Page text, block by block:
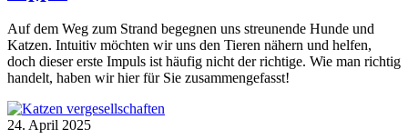
Auf dem Weg zum Strand begegnen uns streunende Hunde und
Katzen. Intuitiv möchten wir uns den Tieren nähern und helfen,
doch dieser erste Impuls ist häufig nicht der richtige. Wie man richtig
handelt, haben wir hier für Sie zusammengefasst!
24. April 2025